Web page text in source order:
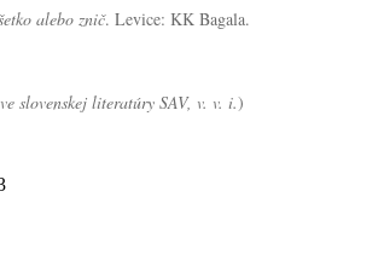
alebo znič. Levice: KK Bagala.
slovenskej literatúry SAV, v. v. i.)